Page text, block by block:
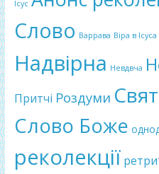
Ісус
Слово Варрава Віра в Ісуса
Надвірна Невдвча
Притчі Роздуми
Слово Боже
реколекції